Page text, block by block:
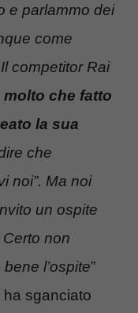
e parlammo dei
come
competitor Rai
che fatto
la sua
che
noi”. Ma noi
un ospite
non
l’ospite”
sganciato